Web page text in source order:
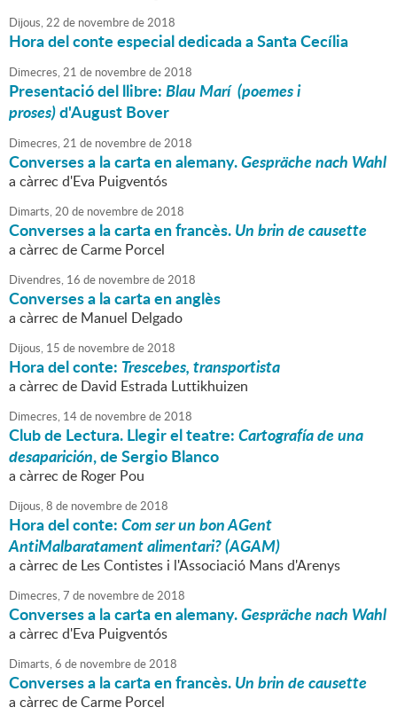
Dijous,22 de novembrede2018
Hora del conte especial dedicada a Santa Cecília
Dimecres,21 de novembrede2018
Presentació del llibre:Blau Marí (poemes i
proses)d'August Bover
Dimecres,21 de novembrede2018
Converses a la carta en alemany.Gespräche nach Wahl
a càrrec d'Eva Puigventós
Dimarts,20 de novembrede2018
Converses a la carta en francès.Un brin de causette
a càrrec de Carme Porcel
Divendres, 16 de novembrede2018
Converses a la carta en anglès
a càrrec de Manuel Delgado
Dijous, 15 de novembrede2018
Hora del conte: Trescebes, transportista
a càrrec de David Estrada Luttikhuizen
Dimecres, 14de novembrede2018
Club de Lectura. Llegir el teatre:Cartografía de una
desaparición, de Sergio Blanco
a càrrec de Roger Pou
Dijous,8 de novembrede2018
Hora del conte:Com ser un bon AGent
AntiMalbaratament alimentari? (AGAM)
a càrrec de Les Contistes i l'Associació Mans d'Arenys
Dimecres,7 de novembrede2018
Converses a la carta en alemany.Gespräche nach Wahl
a càrrec d'Eva Puigventós
Dimarts,6 de novembrede2018
Converses a la carta en francès.Un brin de causette
a càrrec de Carme Porcel